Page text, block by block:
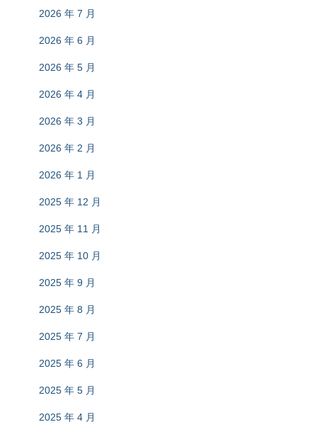
2026 年 7 月
2026 年 6 月
2026 年 5 月
2026 年 4 月
2026 年 3 月
2026 年 2 月
2026 年 1 月
2025 年 12 月
2025 年 11 月
2025 年 10 月
2025 年 9 月
2025 年 8 月
2025 年 7 月
2025 年 6 月
2025 年 5 月
2025 年 4 月